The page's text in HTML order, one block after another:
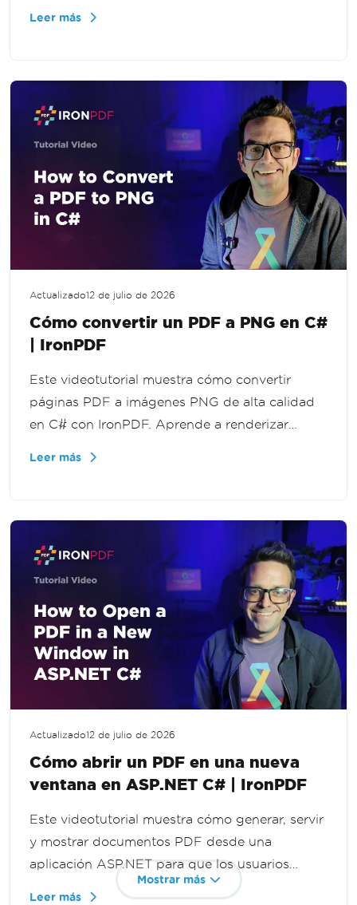
Leer más
Actualizado12 de julio de 2026
Cómo convertir un PDF a PNG en C#
| IronPDF
Este videotutorial muestra cómo convertir
páginas PDF a imágenes PNG de alta calidad
en C# con IronPDF. Aprende a renderizar
Leer más
Actualizado12 de julio de 2026
Cómo abrir un PDF en una nueva
ventana en ASP.NET C# | IronPDF
Este videotutorial muestra cómo generar, servir
y mostrar documentos PDF desde una
aplicación ASP.NET para que los usuarios
puedan verlos en una nueva pestaña del
Leer más
Mostrar más